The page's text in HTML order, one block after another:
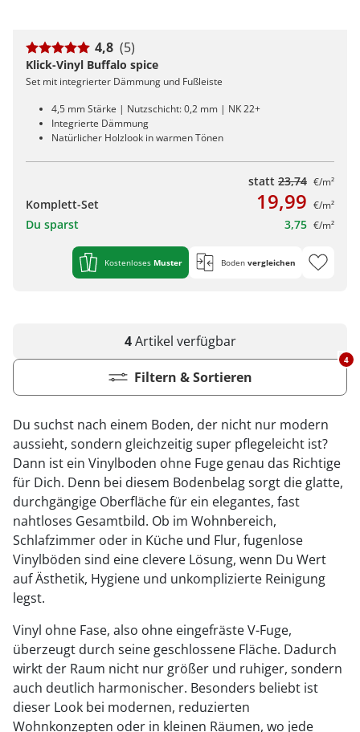
4,8 (5)
Klick-Vinyl Buffalo spice
Set mit integrierter Dämmung und Fußleiste
4,5 mm Stärke | Nutzschicht: 0,2 mm | NK 22+
Integrierte Dämmung
Natürlicher Holzlook in warmen Tönen
statt 23,74 €/m²
Komplett-Set 19,99 €/m²
Du sparst 3,75 €/m²
Kostenloses Muster Boden vergleichen
4Artikel verfügbar
Filtern & Sortieren
4
Du suchst nach einem Boden, der nicht nur modern
aussieht, sondern gleichzeitig super pflegeleicht ist?
Dann ist ein Vinylboden ohne Fuge genau das Richtige
für Dich. Denn bei diesem Bodenbelag sorgt die glatte,
durchgängige Oberfläche für ein elegantes, fast
nahtloses Gesamtbild. Ob im Wohnbereich,
Schlafzimmer oder in Küche und Flur, fugenlose
Vinylböden sind eine clevere Lösung, wenn Du Wert
auf Ästhetik, Hygiene und unkomplizierte Reinigung
legst.
Vinyl ohne Fase, also ohne eingefräste V-Fuge,
überzeugt durch seine geschlossene Fläche. Dadurch
wirkt der Raum nicht nur größer und ruhiger, sondern
auch deutlich harmonischer. Besonders beliebt ist
dieser Look bei modernen, reduzierten
Wohnkonzepten oder in kleinen Räumen, wo jede